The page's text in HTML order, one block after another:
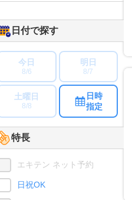
日付で探す
今日
8/6
明日
8/7
土曜日
8/8
日時
指定
特長
エキテン ネット予約
日祝OK